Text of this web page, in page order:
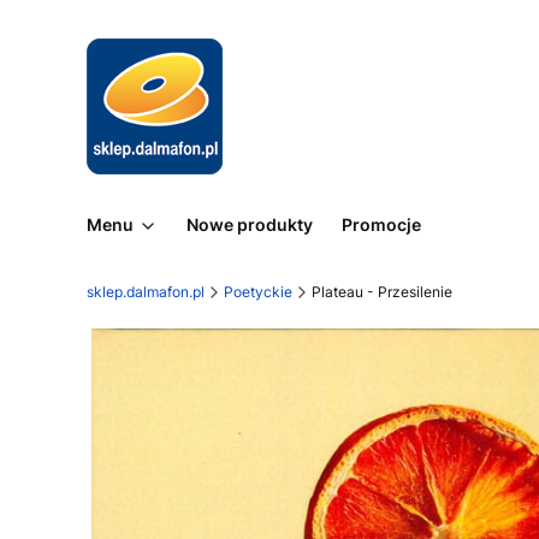
Menu Nowe produkty Promocje
sklep.dalmafon.pl Poetyckie Plateau - Przesilenie